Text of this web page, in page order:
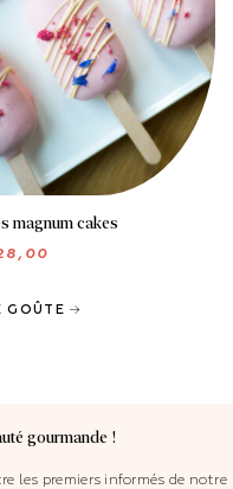
magnum cakes
GOÛTE
gourmande !
les premiers informés de notre